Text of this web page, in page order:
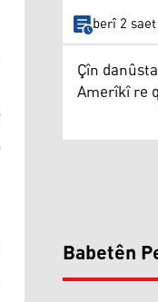
berî 2 saet
Çîn
Amerîkî re
Babetên